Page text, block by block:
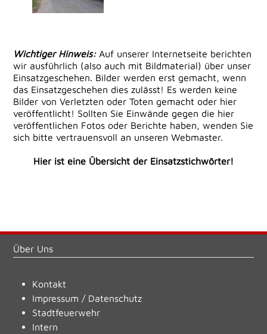
Wichtiger Hinweis: Auf unserer Internetseite berichten
wir ausführlich (also auch mit Bildmaterial) über unser
Einsatzgeschehen. Bilder werden erst gemacht, wenn
das Einsatzgeschehen dies zulässt! Es werden keine
Bilder von Verletzten oder Toten gemacht oder hier
veröffentlicht! Sollten Sie Einwände gegen die hier
veröffentlichen Fotos oder Berichte haben, wenden Sie
sich bitte vertrauensvoll an unseren Webmaster.
Hier ist eine Übersicht der Einsatzstichwörter!
Über Uns
Kontakt
Impressum / Datenschutz
Stadtfeuerwehr
Intern